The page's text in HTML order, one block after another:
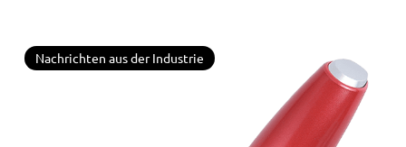
Nachrichten aus der Industrie